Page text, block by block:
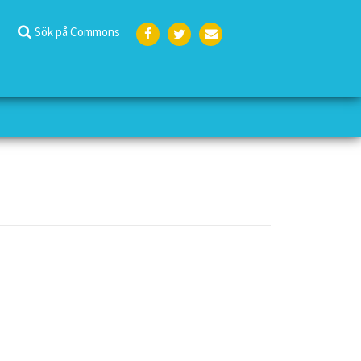
Sök på Commons
k